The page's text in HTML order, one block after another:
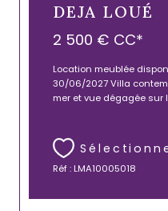
DEJA LOUÉ
2 500 € CC*
Location meublée
30/06/2027 Villa
mer et vue dégagée sur
Réf : LMA10005018